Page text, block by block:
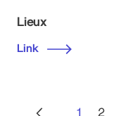
Lieux
Link
1 2